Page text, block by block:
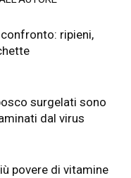
ripieni,
surgelati sono
dal virus
povere di vitamine